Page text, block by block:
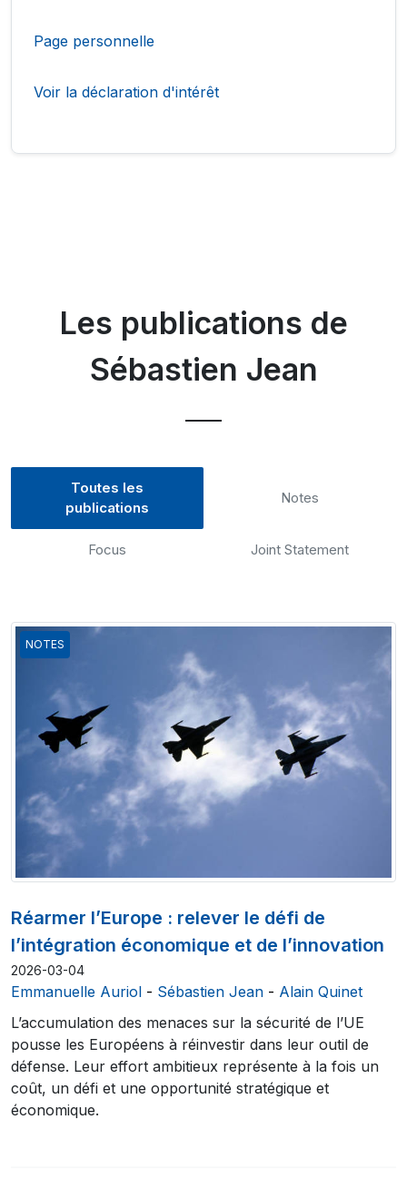
Page personnelle
Voir la déclaration d'intérêt
Les publications de
Sébastien Jean
Toutes les
publications
Notes
Focus Joint Statement
NOTES
Réarmer l’Europe : relever le défi de
l’intégration économique et de l’innovation
2026-03-04
Emmanuelle Auriol - Sébastien Jean - Alain Quinet
L’accumulation des menaces sur la sécurité de l’UE
pousse les Européens à réinvestir dans leur outil de
défense. Leur effort ambitieux représente à la fois un
coût, un défi et une opportunité stratégique et
économique.